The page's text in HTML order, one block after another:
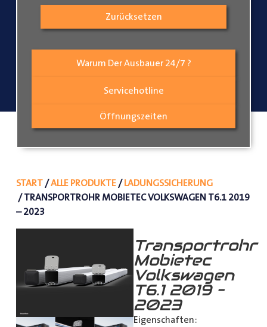
Warum Der Ausbauer 24/7 ?
Servicehotline
Öffnungszeiten
Zurücksetzen
START/ALLE PRODUKTE/LADUNGSSICHERUNG
/ TRANSPORTROHR MOBIETEC VOLKSWAGEN T6.1 2019
– 2023
Transportrohr
Mobietec
Volkswagen
T6.1 2019 –
2023
Eigenschaften: